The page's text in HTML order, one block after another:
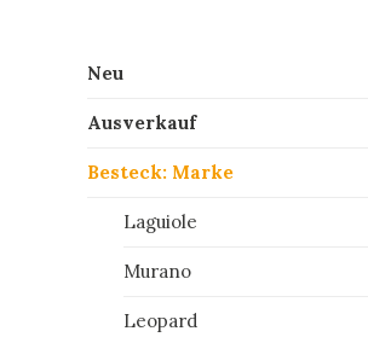
Neu
Ausverkauf
Besteck: Marke
Laguiole
Murano
Leopard